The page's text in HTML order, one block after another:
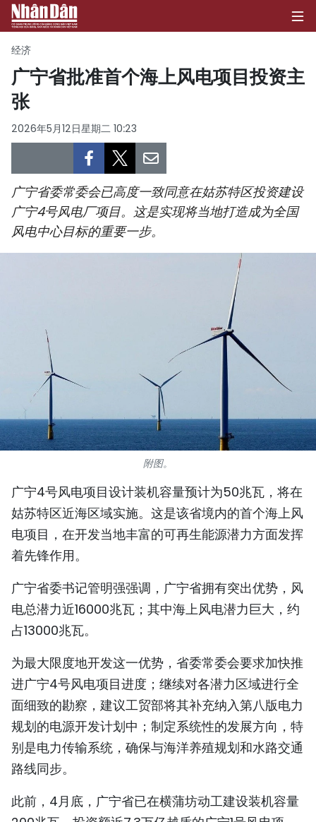
政治
经济
社会
环保
友谊桥梁
史海
多功能媒体
图表新闻
图库
人民报社简介
ENGLISH
FRANÇAIS
РУССКИЙ
经济
广宁省批准首个海上风电项目投资主
张
2026年5月12日星期二 10:23
广宁省委常委会已高度一致同意在姑苏特区投资建设
广宁4号风电厂项目。这是实现将当地打造成为全国
风电中心目标的重要一步。
附图。
广宁4号风电项目设计装机容量预计为50兆瓦，将在
姑苏特区近海区域实施。这是该省境内的首个海上风
电项目，在开发当地丰富的可再生能源潜力方面发挥
着先锋作用。
广宁省委书记管明强强调，广宁省拥有突出优势，风
电总潜力近16000兆瓦；其中海上风电潜力巨大，约
占13000兆瓦。
为最大限度地开发这一优势，省委常委会要求加快推
进广宁4号风电项目进度；继续对各潜力区域进行全
面细致的勘察，建议工贸部将其补充纳入第八版电力
规划的电源开发计划中；制定系统性的发展方向，特
别是电力传输系统，确保与海洋养殖规划和水路交通
路线同步。
此前，4月底，广宁省已在横蒲坊动工建设装机容量